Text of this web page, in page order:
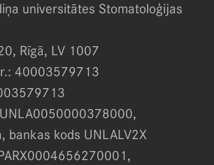
universitātes Stomatoloģijas
Rīgā, LV 1007
40003579713
bankas kods UNLALV2X